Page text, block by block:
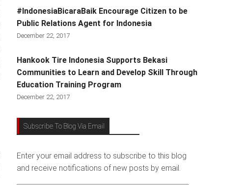
#IndonesiaBicaraBaik Encourage Citizen to be
Public Relations Agent for Indonesia
December 22, 2017
Hankook Tire Indonesia Supports Bekasi
Communities to Learn and Develop Skill Through
Education Training Program
December 22, 2017
Subscribe To Blog Via Email
Enter your email address to subscribe to this blog
and receive notifications of new posts by email.